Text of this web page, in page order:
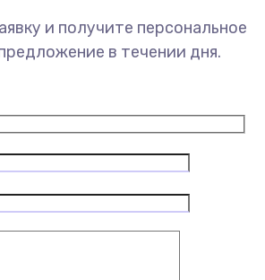
и получите персональное
в течении дня.